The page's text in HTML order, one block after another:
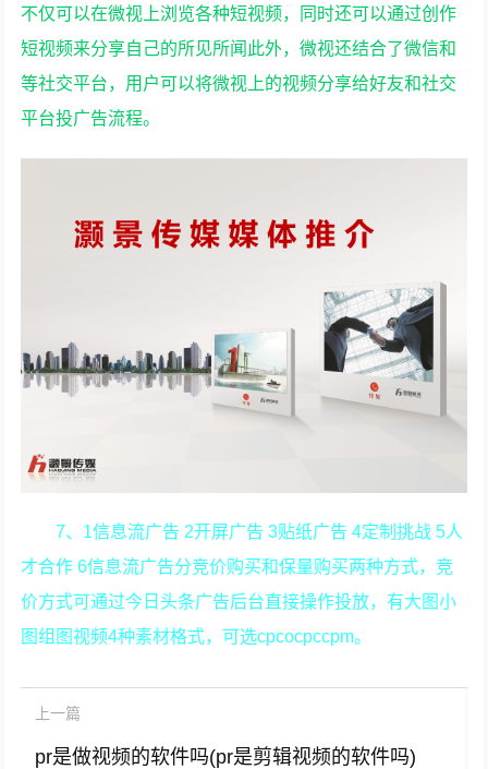
不仅可以在微视上浏览各种短视频，同时还可以通过创作
短视频来分享自己的所见所闻此外，微视还结合了微信和
等社交平台，用户可以将微视上的视频分享给好友和社交
平台投广告流程。
7、1信息流广告 2开屏广告 3贴纸广告 4定制挑战 5人
才合作 6信息流广告分竞价购买和保量购买两种方式，竞
价方式可通过今日头条广告后台直接操作投放，有大图小
图组图视频4种素材格式，可选cpcocpccpm。
上一篇
pr是做视频的软件吗(pr是剪辑视频的软件吗)